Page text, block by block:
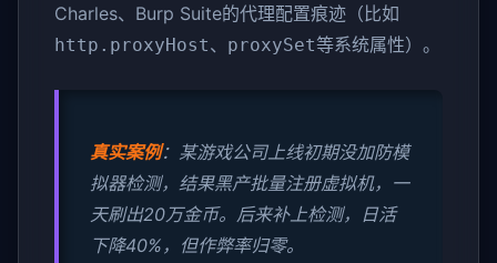
Charles、Burp Suite的代理配置痕迹（比如
http.proxyHost、 proxySet等系统属性）。
真实案例：某游戏公司上线初期没加防模
拟器检测，结果黑产批量注册虚拟机，一
天刷出20万金币。后来补上检测，日活
下降40%，但作弊率归零。